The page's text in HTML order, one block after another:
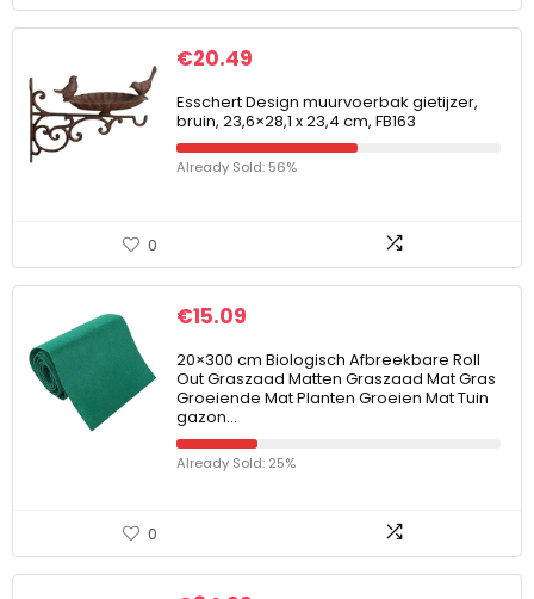
€20.49
Esschert Design muurvoerbak gietijzer,
bruin, 23,6×28,1 x 23,4 cm, FB163
Already Sold: 56%
0
€15.09
20×300 cm Biologisch Afbreekbare Roll
Out Graszaad Matten Graszaad Mat Gras
Groeiende Mat Planten Groeien Mat Tuin
gazon…
Already Sold: 25%
0